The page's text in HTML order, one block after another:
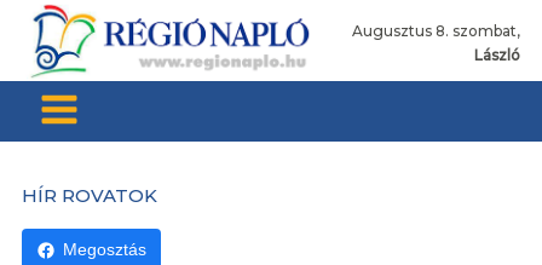
Augusztus 8. szombat,
László
HÍR ROVATOK
Megosztás